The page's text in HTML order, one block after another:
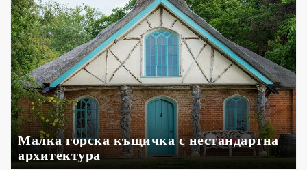
Малка горска къщичка с нестандартна
архитектура